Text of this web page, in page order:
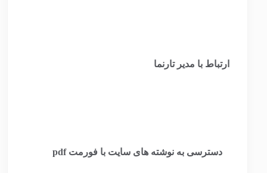
ارتباط با مدیر تارنما
دسترسی به نوشته های سایت با فورمت pdf